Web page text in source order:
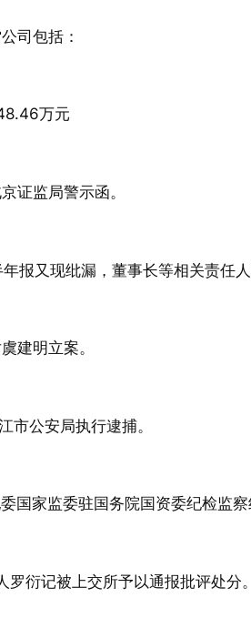
司包括：
万元
证监局警示函。
又现纰漏，董事长等相关责任人
建明立案。
公安局执行逮捕。
家监委驻国务院国资委纪检监
衍记被上交所予以通报批评处分。